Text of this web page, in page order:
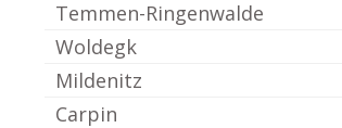
Temmen-Ringenwalde
Woldegk
Mildenitz
Carpin